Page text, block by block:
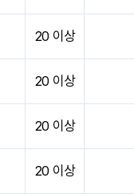
20 이상
20 이상
20 이상
20 이상